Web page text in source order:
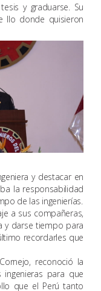
y graduarse. Su
Ilo donde quisieron
y destacar en
la responsabilidad
de las ingenierías.
a sus compañeras,
y darse tiempo para
recordarles que
reconoció la
para que
que el Perú tanto